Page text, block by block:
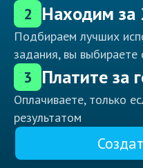
2 Находим за
Подбираем лучших
задания, вы выбираете
3 Платите за
Оплачиваете, только
результатом